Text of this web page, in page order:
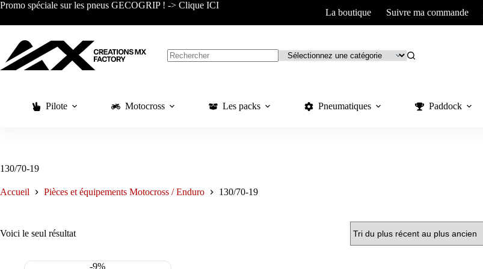
Passer
contenu
Promo spéciale sur les pneus GECOGRIP ! -> Clique ICI
La boutique Suivre ma commande
Pilote Motocross Les packs Pneumatiques Paddock
130/70-19
Accueil Pièces et équipements Motocross / Enduro 130/70-19
Voici le seul résultat
-9%